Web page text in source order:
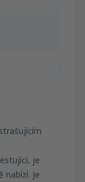
je
nabízí. Je